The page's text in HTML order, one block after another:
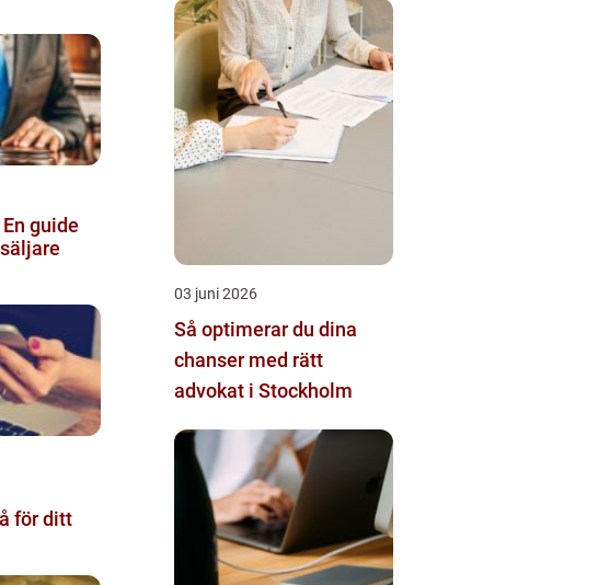
guide
för ditt
03 juni 2026
Så optimerar du dina
chanser med rätt
advokat i Stockholm